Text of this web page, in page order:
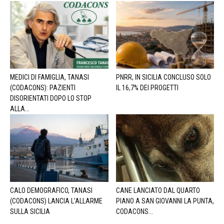
MEDICI DI FAMIGLIA, TANASI
(CODACONS): PAZIENTI
DISORIENTATI DOPO LO STOP
ALLA...
PNRR, IN SICILIA CONCLUSO SOLO
IL 16,7% DEI PROGETTI
CALO DEMOGRAFICO, TANASI
(CODACONS) LANCIA L’ALLARME
SULLA SICILIA
CANE LANCIATO DAL QUARTO
PIANO A SAN GIOVANNI LA PUNTA,
CODACONS...